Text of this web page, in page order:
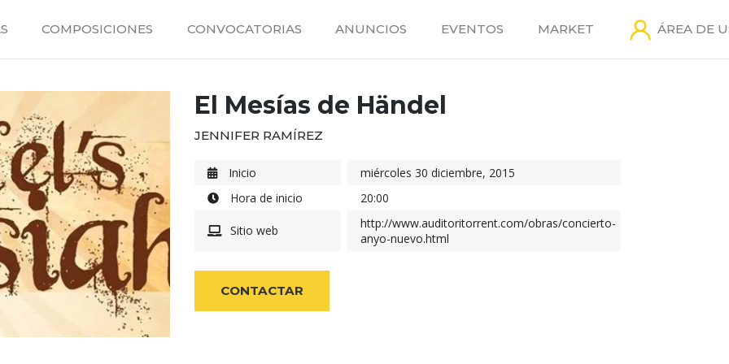
COMPOSICIONES CONVOCATORIAS ANUNCIOS EVENTOS MARKET ÁREA DE
El Mesías de Händel
JENNIFER RAMÍREZ
Inicio
miércoles 30 diciembre, 2015
Hora de inicio
20:00
Sitio web
http://www.auditoritorrent.com/obras/concierto-
anyo-nuevo.html
CONTACTAR